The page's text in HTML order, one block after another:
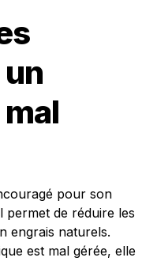
pour son
permet de réduire les
engrais naturels.
est mal gérée, elle